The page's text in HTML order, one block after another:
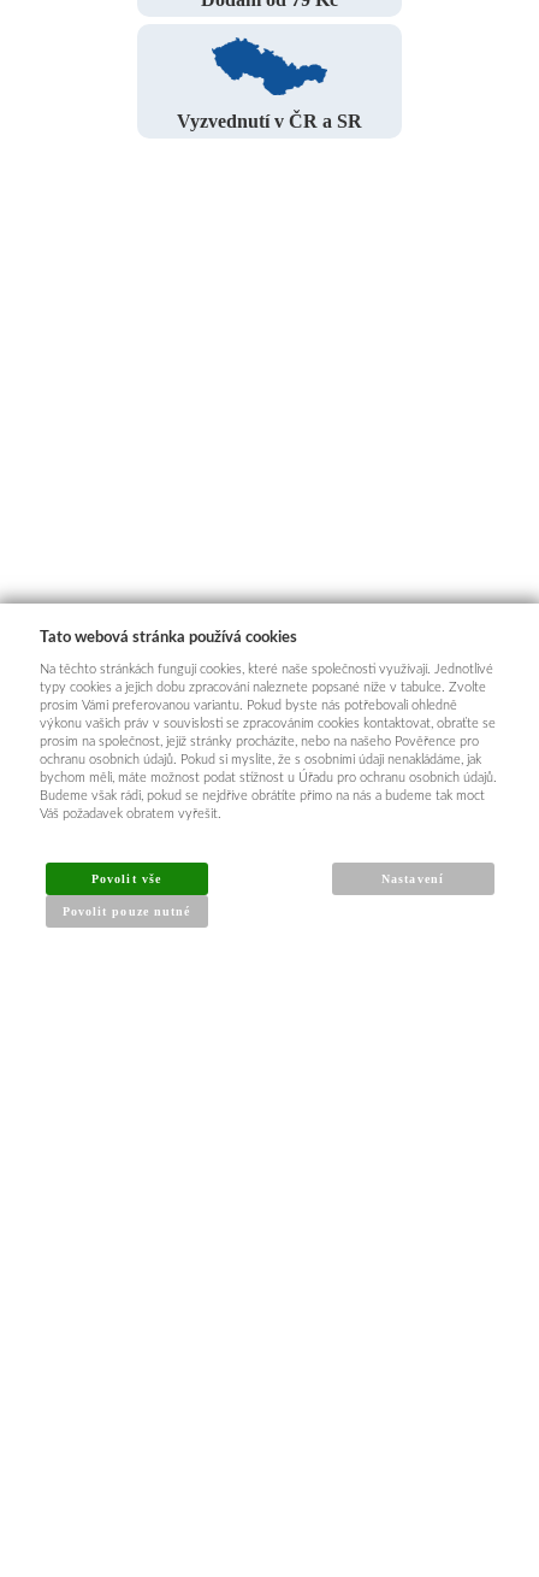
Vyzvednutí v ČR a SR
Tato webová stránka používá cookies
Na těchto stránkách fungují cookies, které naše společnosti využívají. Jednotlivé
typy cookies a jejich dobu zpracování naleznete popsané níže v tabulce. Zvolte
prosím Vámi preferovanou variantu. Pokud byste nás potřebovali ohledně
výkonu vašich práv v souvislosti se zpracováním cookies kontaktovat, obraťte se
prosím na společnost, jejíž stránky procházíte, nebo na našeho Pověřence pro
ochranu osobních údajů. Pokud si myslíte, že s osobními údaji nenakládáme, jak
bychom měli, máte možnost podat stížnost u Úřadu pro ochranu osobních údajů.
Budeme však rádi, pokud se nejdříve obrátíte přímo na nás a budeme tak moct
Váš požadavek obratem vyřešit.
Povolit vše
Povolit pouze nutné
Nastavení